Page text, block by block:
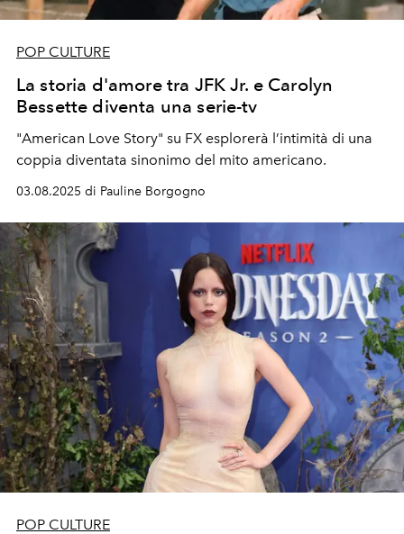
POP CULTURE
La storia d'amore tra JFK Jr. e Carolyn
Bessette diventa una serie-tv
"American Love Story" su FX esplorerà l’intimità di una
coppia diventata sinonimo del mito americano.
03.08.2025 di Pauline Borgogno
POP CULTURE